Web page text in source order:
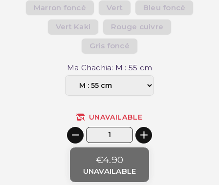
Marron foncé Vert Bleu foncé
Vert Kaki Rouge cuivre
Gris foncé
Ma Chachia: M : 55 cm
UNAVAILABLE
€4.90
UNAVAILABLE